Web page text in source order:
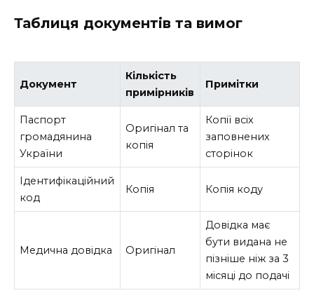
Таблиця документів та вимог
Документ
Кількість
примірників
Примітки
Паспорт
громадянина
України
Оригінал та
копія
Копії всіх
заповнених
сторінок
Ідентифікаційний
код
Копія Копія коду
Медична довідка Оригінал
Довідка має
бути видана не
пізніше ніж за 3
місяці до подачі